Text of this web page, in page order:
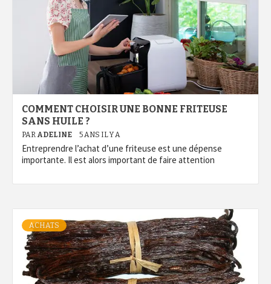
COMMENT CHOISIR UNE BONNE FRITEUSE
SANS HUILE ?
PAR ADELINE 5 ANS IL Y A
Entreprendre l’achat d’une friteuse est une dépense
importante. Il est alors important de faire attention
ACHATS